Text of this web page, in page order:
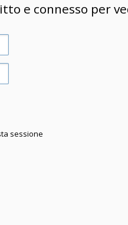
e connesso per
sessione